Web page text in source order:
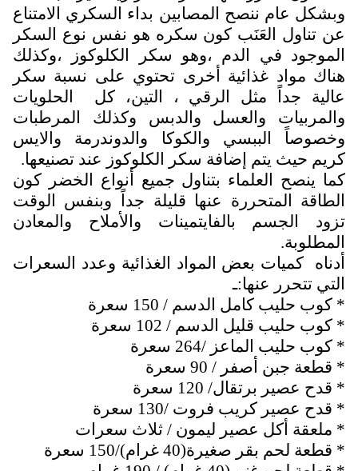
وبشكل عام ننصح المصابين بداء السكري الامتناع
عن تناول العَنَب كون سكره هو نفس نوع السكر
الموجود في الدم ،وهو سكر الكلوكوز ،وكذلك
هناك مواد غذائية أخرى تحتوي على نسبة سكر
عالية جداً مثل الرقي ، التين، كل الحلويات
والمربيات والعسل والدبس وكذلك المرطبات
وخصوصاً الببسي والكوكا والدوندرمة والايس
كريم حيث يتم إضافة سكر الكلوكوز عند تصنيعها.
كما ينصح العلماء بتناول جميع أنواع الخضر كون
الطاقة المتحررة عنها قليلة جداً وبنفس الوقت
تزود الجسم بالفايتمينات والأملاح والمعادن
المطلوبة.
أدناه كميات بعض المواد الغذائية وعدد السعرات
التي تتحرر عنها:ـ
* كوب حليب كامل الدسم / 150 سعرة
* كوب حليب قليل الدسم / 102 سعرة
* كوب حليب الماعز /264 سعرة
* قطعة جبن أصفر / 90 سعرة
* قدح عصير برتقال/ 120 سعرة
* قدح عصير كريب فروت /130 سعرة
* ملعقة أكل عصير ليمون / ثلاث سعرات
* قطعة لحم بقر صغيرة(40 غرام)/150 سعرة